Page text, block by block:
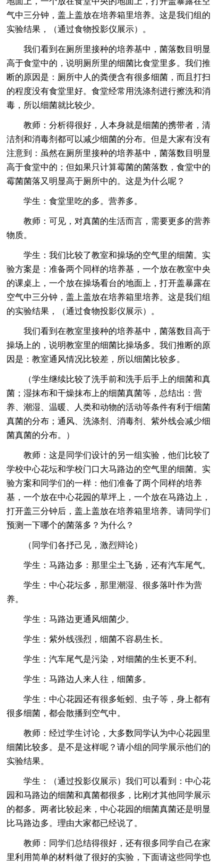
气中三分钟，盖上盖放在培养箱里培养。这是我们组的
实验结果，（通过食物投影仪展示）。
我们看到在厕所里接种的培养基中，菌落数目明显
高于食堂中的，说明厕所里的细菌比食堂里多。我们推
断的原因是：厕所中人的粪便含有很多细菌，而且打扫
的程度没有食堂里好。食堂经常用洗涤剂进行擦洗和消
毒，所以细菌就比较少。
教师：分析得很好，人本身就是细菌的携带者，清
洁剂和消毒剂都可以减少细菌的分布。但是大家有没有
注意到：虽然在厕所里接种的培养基中，菌落数目明显
高于食堂中的；但如果只计算霉菌的菌落数，食堂中的
霉菌菌落又明显高于厕所中的。这是为什么呢？
学生：食堂里吃的多。营养多。
教师：可见，对真菌的生活而言，需要更多的营养
物质。
学生：我们比较了教室和操场的空气里的细菌。实
验方案是：准备两个同样的培养基，一个放在教室中央
的课桌上，一个放在操场看台的地面上，打开盖暴露在
空气中三分钟，盖上盖放在培养箱里培养。这是我们组
的实验结果，（通过食物投影仪展示）。
我们看到在教室里接种的培养基中，菌落数目高于
操场上的，说明教室里的细菌比操场多。我们推断的原
因是：教室通风情况比较差，所以细菌比较多。
（学生继续比较了洗手前和洗手后手上的细菌和真
菌；湿抹布和干燥抹布上的细菌真菌等，总结出：营
养、潮湿、温暖、人类和动物的活动等条件有利于细菌
真菌的分布；通风、洗涤剂、消毒剂、紫外线会减少细
菌真菌的分布。）
教师：这是同学们设计的另一组实验，他们比较了
学校中心花坛和学校门口大马路边的空气里的细菌。实
验方案和同学们的一样：他们准备了两个同样的培养
基，一个放在中心花园的草坪上，一个放在马路边上，
打开盖三分钟后，盖上盖放在培养箱里培养。请同学们
预测一下哪个的菌落多？为什么？
（同学们各抒己见，激烈辩论）
学生：马路边多：那里尘土飞扬，还有汽车尾气。
学生：中心花坛多，那里潮湿、很多落叶作为营
养。
学生：马路边更通风细菌少。
学生：紫外线强烈，细菌不容易生长。
学生：汽车尾气是污染，对细菌的生长更不利。
学生：马路边人来人往，细菌多。
学生：中心花园还有很多蚯蚓、虫子等，身上都有
很多细菌，都会散播到空气中。
教师：经过学生讨论，大多数同学认为中心花园里
细菌比较多。是不是这样呢？请小组的同学展示他们的
实验结果。
学生：（通过投影仪展示）我们可以看到：中心花
园和马路边的细菌和真菌都很多，比刚才其他同学展示
的都多。两者比较起来，中心花园的细菌真菌还是明显
比马路边多。理由大家都已经说了。
教师：同学们总结得很好，还有很多同学自己在家
里利用简单的材料做了很好的实验，下面请这些同学也